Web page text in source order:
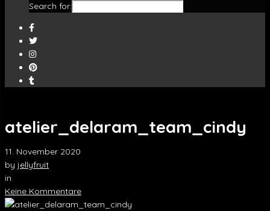
Search for:
atelier_delaram_team_cindy
11. November 2020
by jellyfruit
in
Keine Kommentare